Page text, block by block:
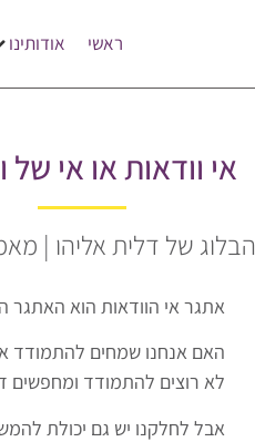
ראשי אודותינו
אי וודאות או אי של
הבלוג של דלית אליהו |
אתגר אי הוודאות הוא האתגר
האם אנחנו שמחים להתמודד
לא רוצים להתמודד ומחפשים
אבל לחלקנו יש גם יכולת